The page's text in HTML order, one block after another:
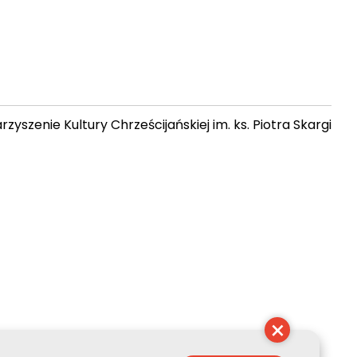
Kultury Chrześcijańskiej im. ks. Piotra Skargi
×